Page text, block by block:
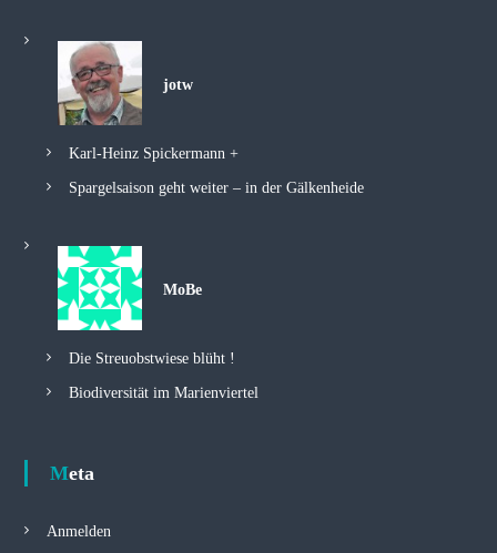
jotw
Karl-Heinz Spickermann +
Spargelsaison geht weiter – in der Gälkenheide
MoBe
Die Streuobstwiese blüht !
Biodiversität im Marienviertel
Meta
Anmelden